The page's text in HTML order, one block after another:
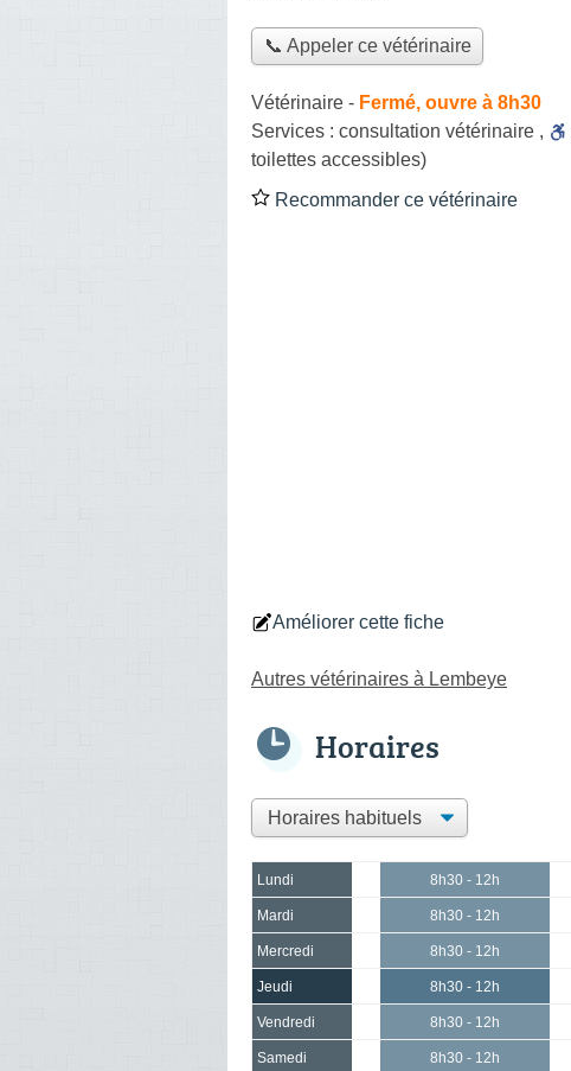
📞 Appeler ce vétérinaire
Vétérinaire - Fermé, ouvre à 8h30
Services : consultation vétérinaire ,
toilettes accessibles)
Recommander ce vétérinaire
Améliorer cette fiche
Autres vétérinaires à Lembeye
Horaires
Lundi 8h30 - 12h
Mardi 8h30 - 12h
Mercredi 8h30 - 12h
Jeudi 8h30 - 12h
Vendredi 8h30 - 12h
Samedi 8h30 - 12h